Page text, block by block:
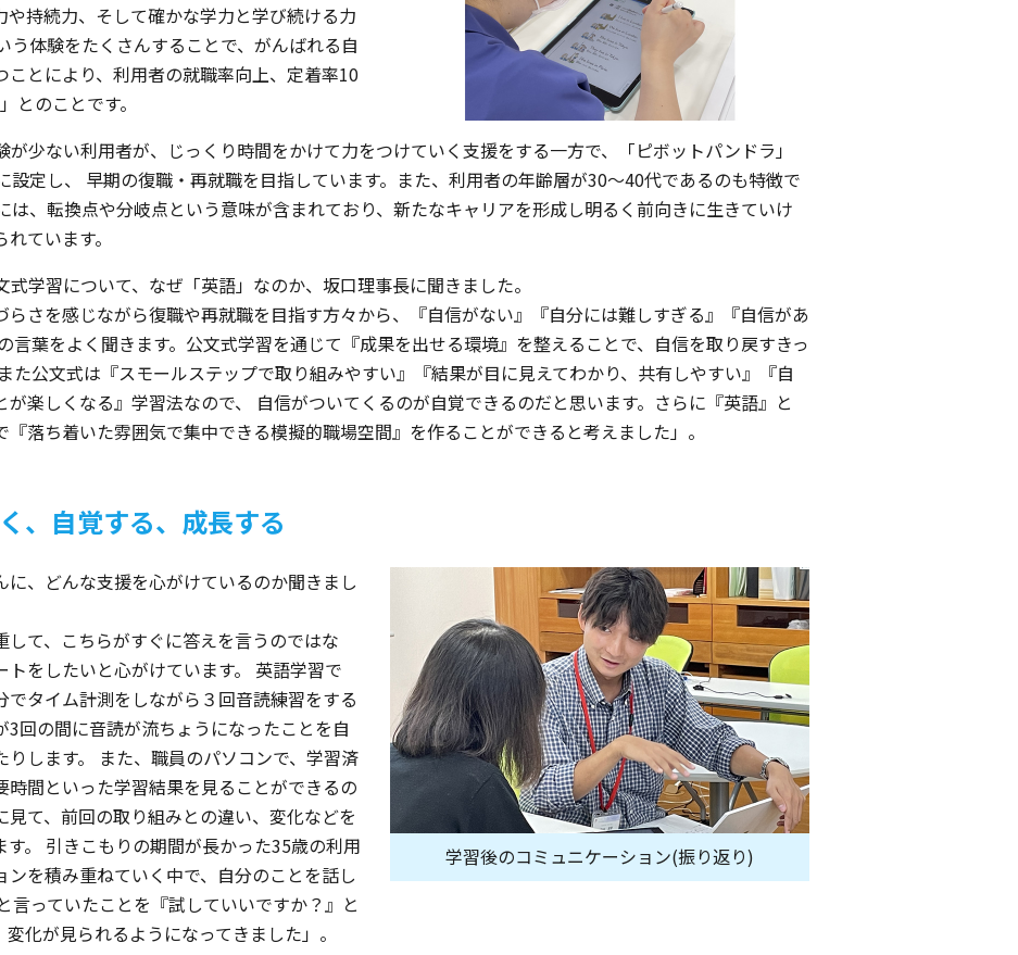
持続力、そして確かな学力と学び続ける力
う体験をたくさんすることで、がんばれる自
とにより、利用者の就職率向上、定着率10
とのことです。
が少ない利用者が、じっくり時間をかけて力をつけていく支援をする一方で、「ピボットパンドラ」
設定し、 早期の復職・再就職を目指しています。また、利用者の年齢層が30～40代であるのも特徴で
は、転換点や分岐点という意味が含まれており、新たなキャリアを形成し明るく前向きに生きていけ
ています。
式学習について、なぜ「英語」なのか、坂口理事長に聞きました。
らさを感じながら復職や再就職を目指す方々から、『自信がない』『自分には難しすぎる』『自信があ
葉をよく聞きます。公文式学習を通じて『成果を出せる環境』を整えることで、自信を取り戻すきっ
た公文式は『スモールステップで取り組みやすい』『結果が目に見えてわかり、共有しやすい』『自
楽しくなる』学習法なので、 自信がついてくるのが自覚できるのだと思います。さらに『英語』と
『落ち着いた雰囲気で集中できる模擬的職場空間』を作ることができると考えました」。
、自覚する、成長する
、どんな支援を心がけているのか聞きまし
して、こちらがすぐに答えを言うのではな
をしたいと心がけています。 英語学習で
タイム計測をしながら３回音読練習をする
回の間に音読が流ちょうになったことを自
します。 また、職員のパソコンで、学習済
間といった学習結果を見ることができるの
て、前回の取り組みとの違い、変化などを
。 引きこもりの期間が長かった35歳の利用
を積み重ねていく中で、自分のことを話し
言っていたことを『試していいですか？』と
化が見られるようになってきました」。
学習後のコミュニケーション(振り返り)